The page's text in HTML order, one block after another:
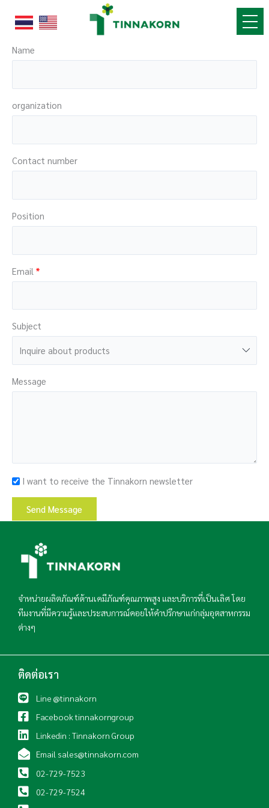
Name
organization
Contact number
Position
Email
Subject
Message
I want to receive the Tinnakorn newsletter
Send Message
จำหน่ายผลิตภัณฑ์ด้านเคมีภัณฑ์คุณภาพสูง และบริการที่เป็นเลิศ โดย
ทีมงานที่มีความรู้และประสบการณ์คอยให้คำปรึกษาแก่กลุ่มอุตสาหกรรม
ต่างๆ
ติดต่อเรา
Line @tinnakorn
Facebook tinnakorngroup
Linkedin : Tinnakorn Group
Email sales@tinnakorn.com
02-729-7523
02-729-7524